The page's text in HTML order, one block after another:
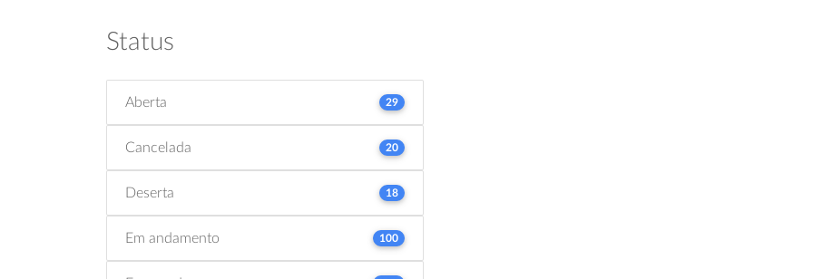
Status
Aberta 29
Cancelada 20
Deserta 18
Em andamento 100